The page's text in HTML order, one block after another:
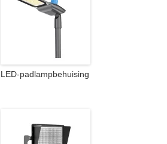
LED-padlampbehuising